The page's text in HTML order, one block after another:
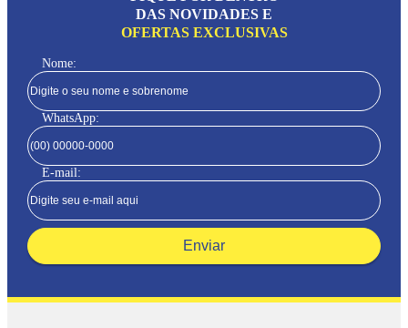
DAS NOVIDADES E
OFERTAS EXCLUSIVAS
Nome:
WhatsApp:
E-mail:
Enviar